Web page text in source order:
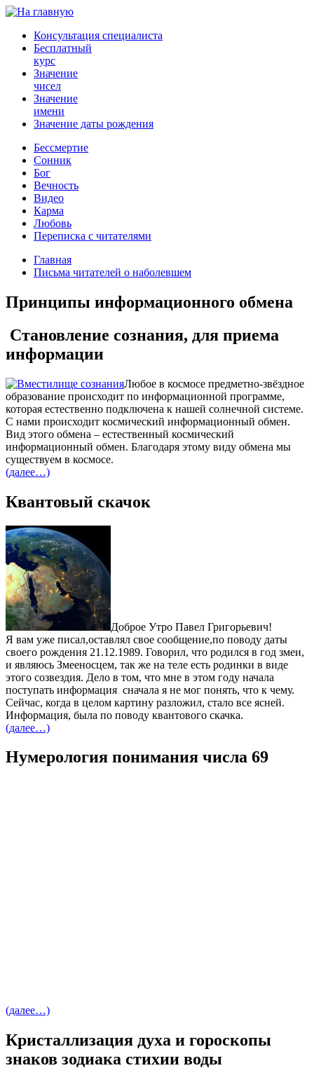
Консультация специалиста
Бесплатный
курс
Значение
чисел
Значение
имени
Значение даты рождения
Бессмертие
Сонник
Бог
Вечность
Видео
Карма
Любовь
Переписка с читателями
Главная
Письма читателей о наболевшем
Принципы информационного обмена
Становление сознания, для приема
информации
Любое в космосе предметно-звёздное
образование происходит по информационной программе,
которая естественно подключена к нашей солнечной системе.
С нами происходит космический информационный обмен.
Вид этого обмена – естественный космический
информационный обмен. Благодаря этому виду обмена мы
существуем в космосе.
(далее…)
Квантовый скачок
Доброе Утро Павел Григорьевич!
Я вам уже писал,оставлял свое сообщение,по поводу даты
своего рождения 21.12.1989. Говорил, что родился в год змеи,
и являюсь Змееносцем, так же на теле есть родинки в виде
этого созвездия. Дело в том, что мне в этом году начала
поступать информация сначала я не мог понять, что к чему.
Сейчас, когда в целом картину разложил, стало все ясней.
Информация, была по поводу квантового скачка.
(далее…)
Нумерология понимания числа 69
(далее…)
Кристаллизация духа и гороскопы
знаков зодиака стихии воды